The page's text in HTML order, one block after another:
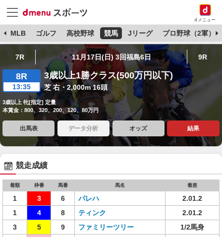
dメニュー
MLB ゴルフ 高校野球 競馬 Jリーグ プロ野球（2軍）
7R 11月17日(日) 3回福島6日 9R
8R
13:35
3歳以上1勝クラス(500万円以下)
芝 右・2,000m 16頭
3歳以上 牝[指定] 定量
本賞金：800、320、200、120、80万円
出馬表 データ分析 オッズ 結果
競走成績
着順 枠番 馬番 馬名 着差
1 3 6 パレハ
2.01.2
1
4 8 ティンク
2.01.2
3
5 9 ファミリーツリー
1/2馬身